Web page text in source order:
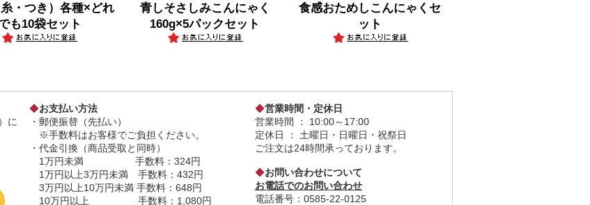
糸・つき）各種×どれ
も10袋セット
青しそさしみこんにゃく
160g×5パックセット
食感おためしこんにゃくセ
ット
に
◆お支払い方法
・郵便振替（先払い）
※手数料はお客様でご負担ください。
・代金引換（商品受取と同時）
1万円未満 手数料：324円
1万円以上3万円未満 手数料：432円
3万円以上10万円未満 手数料：648円
10万円以上 手数料：1,080円
◆営業時間・定休日
営業時間 ： 10:00～17:00
定休日 ： 土曜日・日曜日・祝祭日
ご注文は24時間承っております。
◆お問い合わせについて
お電話でのお問い合わせ
電話番号：0585-22-0125